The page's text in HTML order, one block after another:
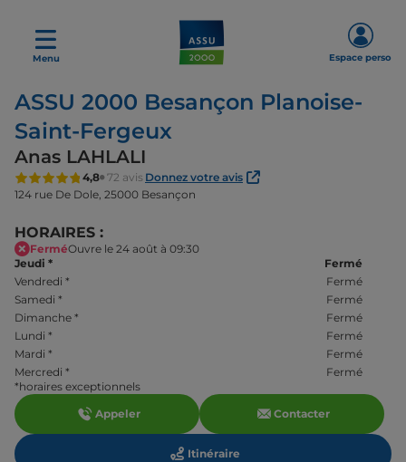
Menu Espace perso
ASSU 2000 Besançon Planoise-
Saint-Fergeux
Anas LAHLALI
4,8 72 avis Donnez votre avis
124 rue De Dole, 25000 Besançon
HORAIRES :
FerméOuvre le 24 août à 09:30
Jeudi *
Fermé
Vendredi *
Fermé
Samedi *
Fermé
Dimanche *
Fermé
Lundi *
Fermé
Mardi *
Fermé
Mercredi *
Fermé
*horaires exceptionnels
Appeler
Contacter
Itinéraire